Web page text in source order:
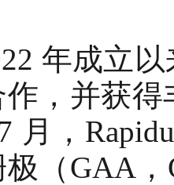
年成立
，并获
月，
（GAA